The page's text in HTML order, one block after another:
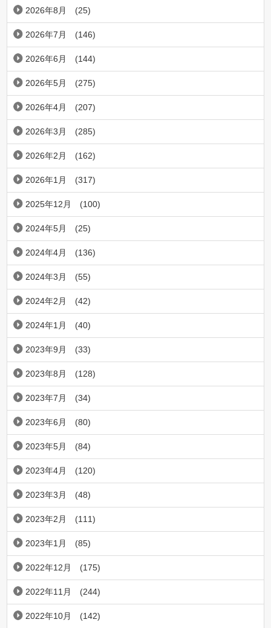
2026年8月 (25)
2026年7月 (146)
2026年6月 (144)
2026年5月 (275)
2026年4月 (207)
2026年3月 (285)
2026年2月 (162)
2026年1月 (317)
2025年12月 (100)
2024年5月 (25)
2024年4月 (136)
2024年3月 (55)
2024年2月 (42)
2024年1月 (40)
2023年9月 (33)
2023年8月 (128)
2023年7月 (34)
2023年6月 (80)
2023年5月 (84)
2023年4月 (120)
2023年3月 (48)
2023年2月 (111)
2023年1月 (85)
2022年12月 (175)
2022年11月 (244)
2022年10月 (142)